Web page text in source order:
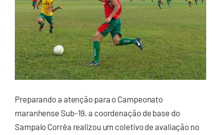
Preparando a atenção para o Campeonato
maranhense Sub-19, a coordenação de base do
Sampaio Corrêa realizou um coletivo de avaliação no